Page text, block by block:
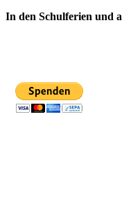
In den Schulferien und